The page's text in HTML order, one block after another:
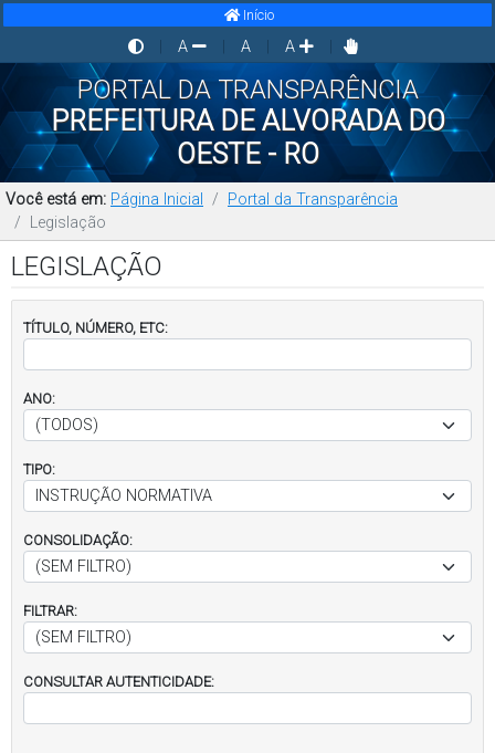
Início
A A A
PORTAL DA TRANSPARÊNCIA
PREFEITURA DE ALVORADA DO
OESTE - RO
Você está em: Página Inicial
Portal da Transparência
Legislação
LEGISLAÇÃO
TÍTULO, NÚMERO, ETC:
ANO:
TIPO:
CONSOLIDAÇÃO:
FILTRAR:
CONSULTAR AUTENTICIDADE: